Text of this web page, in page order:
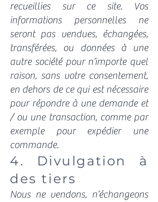
recueillies sur ce site. Vos
informations personnelles ne
seront pas vendues, échangées,
transférées, ou données à une
autre société pour n’importe quel
raison, sans votre consentement,
en dehors de ce qui est nécessaire
pour répondre à une demande et
/ ou une transaction, comme par
exemple pour expédier une
commande.
4. Divulgation à
des tiers
Nous ne vendons, n’échangeons